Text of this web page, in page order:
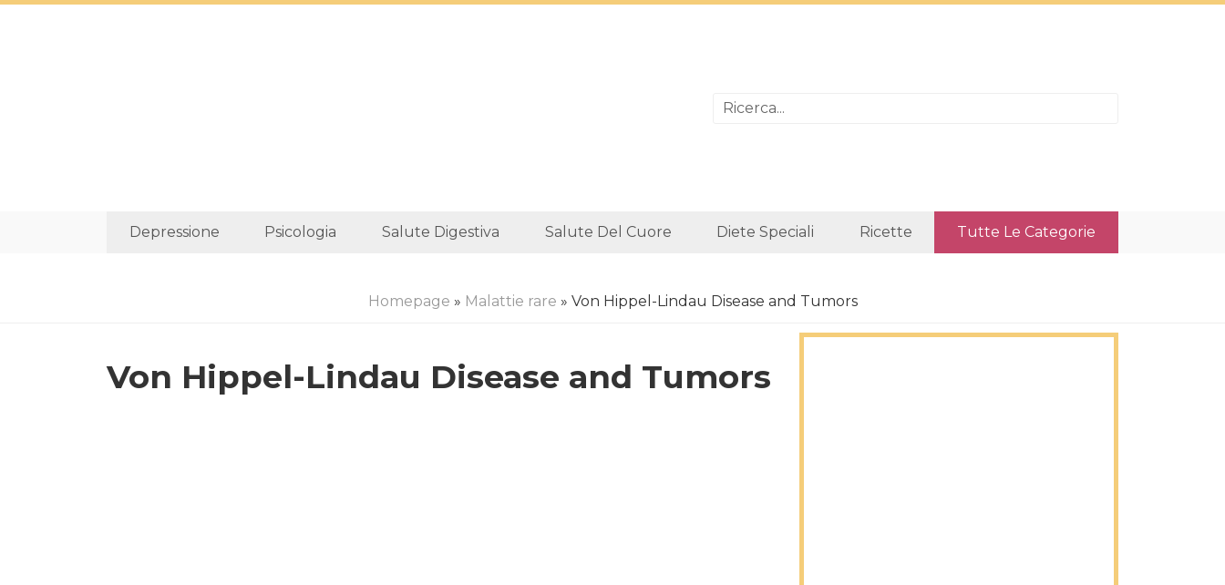
Depressione Psicologia Salute Digestiva Salute Del Cuore Diete Speciali Ricette Tutte Le Categorie
Homepage » Malattie rare » Von Hippel-Lindau Disease and Tumors
Von Hippel-Lindau Disease and Tumors